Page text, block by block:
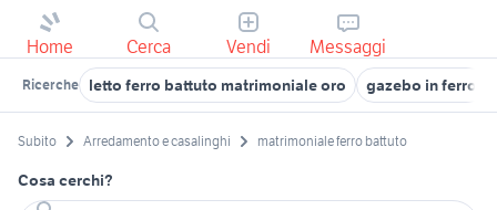
Home Cerca Vendi Messaggi
Ricerche letto ferro battuto matrimoniale oro gazebo in ferro
Subito Arredamento e casalinghi matrimoniale ferro battuto
Cosa cerchi?